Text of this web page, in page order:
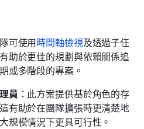
可使用時間軸檢視及透過子任
助於更佳的規劃與依賴關係追
或多階段的專案。
員 ：此方案提供基於角色的存
有助於在團隊擴張時更清楚地
規模情況下更具可行性。